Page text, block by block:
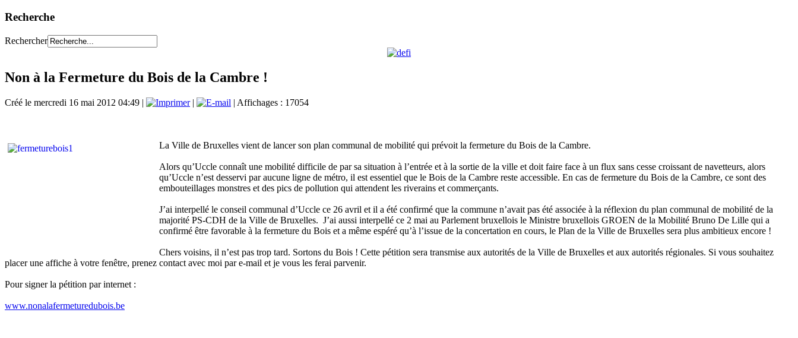
Recherche
Rechercher
Non à la Fermeture du Bois de la Cambre !
Créé le mercredi 16 mai 2012 04:49 | | | Affichages : 17054
La Ville de Bruxelles vient de lancer son plan communal de mobilité qui prévoit la fermeture du Bois de la Cambre.
Alors qu’Uccle connaît une mobilité difficile de par sa situation à l’entrée et à la sortie de la ville et doit faire face à un flux sans cesse croissant de navetteurs, alors
qu’Uccle n’est desservi par aucune ligne de métro, il est essentiel que le Bois de la Cambre reste accessible. En cas de fermeture du Bois de la Cambre, ce sont des
embouteillages monstres et des pics de pollution qui attendent les riverains et commerçants.
J’ai interpellé le conseil communal d’Uccle ce 26 avril et il a été confirmé que la commune n’avait pas été associée à la réflexion du plan communal de mobilité de la
majorité PS-CDH de la Ville de Bruxelles. J’ai aussi interpellé ce 2 mai au Parlement bruxellois le Ministre bruxellois GROEN de la Mobilité Bruno De Lille qui a
confirmé être favorable à la fermeture du Bois et a même espéré qu’à l’issue de la concertation en cours, le Plan de la Ville de Bruxelles sera plus ambitieux encore !
Chers voisins, il n’est pas trop tard. Sortons du Bois ! Cette pétition sera transmise aux autorités de la Ville de Bruxelles et aux autorités régionales. Si vous souhaitez
placer une affiche à votre fenêtre, prenez contact avec moi par e-mail et je vous les ferai parvenir.
Pour signer la pétition par internet :
www.nonalafermeturedubois.be